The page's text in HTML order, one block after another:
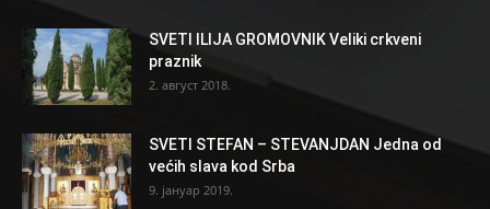
SVETI ILIJA GROMOVNIK Veliki crkveni
praznik
2. август 2018.
SVETI STEFAN – STEVANJDAN Jedna od
većih slava kod Srba
9. јануар 2019.